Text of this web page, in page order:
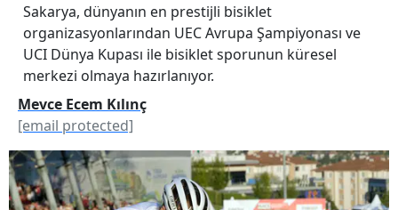
Sakarya, dünyanın en prestijli bisiklet
organizasyonlarından UEC Avrupa Şampiyonası ve
UCI Dünya Kupası ile bisiklet sporunun küresel
merkezi olmaya hazırlanıyor.
Mevce Ecem Kılınç
[email protected]